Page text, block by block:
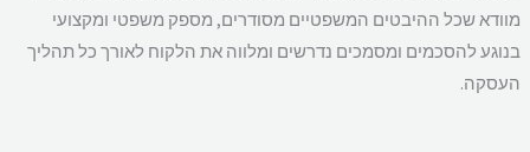
שכל ההיבטים המשפטיים מסודרים, מספק משפטי ומקצועי
להסכמים ומסמכים נדרשים ומלווה את הלקוח לאורך כל תהליך